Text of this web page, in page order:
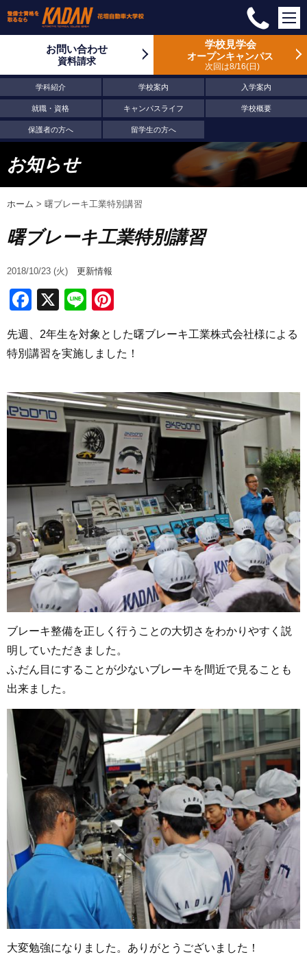
お問い合わせ
資料請求
学校見学会
オープンキャンパス
次回は8/16 日
学科紹介 学校案内 入学案内
就職・資格 キャンパスライフ 学校概要
保護者の方へ 留学生の方へ
お知らせ
ホーム > 曙ブレーキ工業特別講習
曙ブレーキ工業特別講習
2018/10/23 (火) 更新情報
Facebook
X Line
先週、2年生を対象とした曙ブレーキ工業株式会社様による
特別講習を実施しました！
ブレーキ整備を正しく行うことの大切さをわかりやすく説
明していただきました。
ふだん目にすることが少ないブレーキを間近で見ることも
出来ました。
大変勉強になりました。 ありがとうございました！